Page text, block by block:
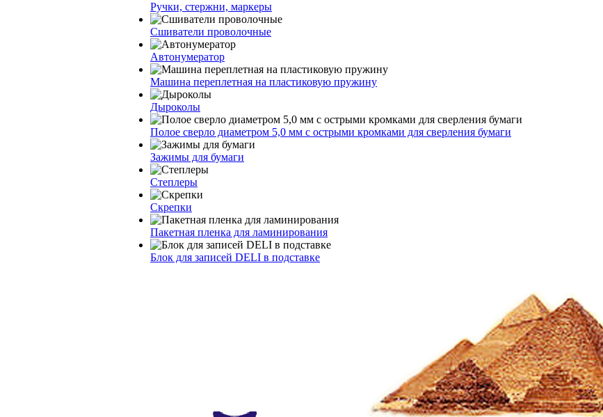
Ручки, стержни, маркеры
Сшиватели проволочные
Автонумератор
Машина переплетная на пластиковую пружину
Дыроколы
Полое сверло диаметром 5,0 мм с острыми кромками для сверления бумаги
Зажимы для бумаги
Степлеры
Скрепки
Пакетная пленка для ламинирования
Блок для записей DELI в подставке